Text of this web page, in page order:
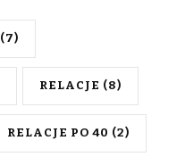
(7)
RELACJE (8)
RELACJE PO 40 (2)